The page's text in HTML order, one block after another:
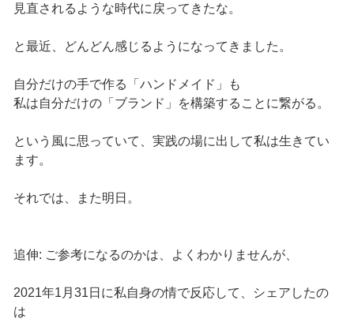
見直されるような時代に戻ってきたな。
と最近、どんどん感じるようになってきました。
自分だけの手で作る「ハンドメイド」も
私は自分だけの「ブランド」を構築することに繋がる。
という風に思っていて、実践の場に出して私は生きてい
ます。
それでは、また明日。
追伸: ご参考になるのかは、よくわかりませんが、
2021年1月31日に私自身の情で反応して、シェアしたの
は